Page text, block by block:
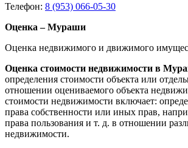
Телефон: 8 (953) 066-05-30
Оценка – Мураши
Оценка недвижимого и движимого
Оценка стоимости недвижимости в
определения стоимости объекта или
отношении оцениваемого объекта
стоимости недвижимости включает:
права собственности или иных прав,
права пользования и т. д. в отношении
недвижимости.